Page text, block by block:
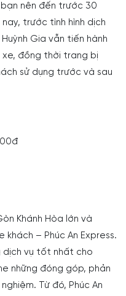
nên đến trước 30
trước tình hình dịch
Gia vẫn tiến hành
xe, đồng thời trang bị
sử dụng trước và sau
Khánh Hòa lớn và
– Phúc An Express.
dịch vụ tốt nhất cho
những đóng góp, phản
Từ đó, Phúc An